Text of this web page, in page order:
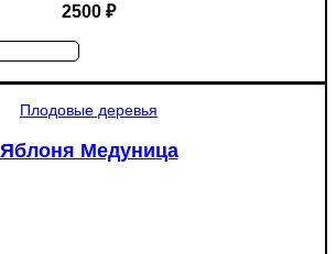
2500 ₽
Плодовые деревья
Яблоня Медуница